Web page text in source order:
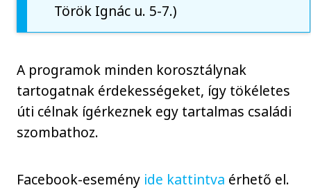
Török Ignác u. 5-7.)
A programok minden korosztálynak
tartogatnak érdekességeket, így tökéletes
úti célnak ígérkeznek egy tartalmas családi
szombathoz.
Facebook-esemény ide kattintva érhető el.